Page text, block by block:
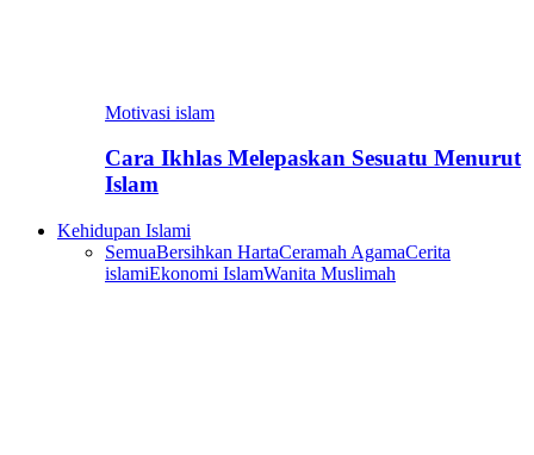
Motivasi islam
Cara Ikhlas Melepaskan Sesuatu Menurut
Islam
Kehidupan Islami
SemuaBersihkan HartaCeramah AgamaCerita
islamiEkonomi IslamWanita Muslimah